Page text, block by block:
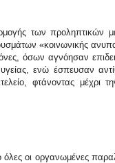
των προληπτικών
«κοινωνικής
όσων αγνόησαν
ενώ έσπευσαν
φτάνοντας μέχρι
οι οργανωμένες